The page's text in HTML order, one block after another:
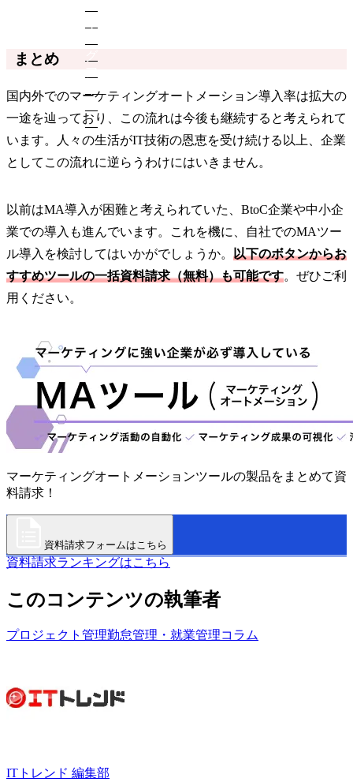
まとめ
国内外でのマーケティングオートメーション導入率は拡大の
一途を辿っており、この流れは今後も継続すると考えられて
います。人々の生活がIT技術の恩恵を受け続ける以上、企業
としてこの流れに逆らうわけにはいきません。
以前はMA導入が困難と考えられていた、BtoC企業や中小企
業での導入も進んでいます。これを機に、自社でのMAツー
ル導入を検討してはいかがでしょうか。 以下のボタンからお
すすめツールの一括資料請求（無料）も可能です。ぜひご利
用ください。
マーケティングオートメーションツールの製品をまとめて資
料請求！
資料請求フォームはこちら
資料請求ランキングはこちら
このコンテンツの執筆者
プロジェクト管理勤怠管理・就業管理コラム
ITトレンド 編集部